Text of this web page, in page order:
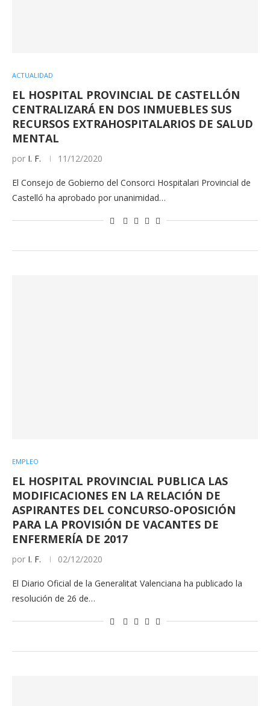
ACTUALIDAD
EL HOSPITAL PROVINCIAL DE CASTELLÓN
CENTRALIZARÁ EN DOS INMUEBLES SUS
RECURSOS EXTRAHOSPITALARIOS DE SALUD
MENTAL
por I. F. 11/12/2020
El Consejo de Gobierno del Consorci Hospitalari Provincial de
Castelló ha aprobado por unanimidad…
EMPLEO
EL HOSPITAL PROVINCIAL PUBLICA LAS
MODIFICACIONES EN LA RELACIÓN DE
ASPIRANTES DEL CONCURSO-OPOSICIÓN
PARA LA PROVISIÓN DE VACANTES DE
ENFERMERÍA DE 2017
por I. F. 02/12/2020
El Diario Oficial de la Generalitat Valenciana ha publicado la
resolución de 26 de…